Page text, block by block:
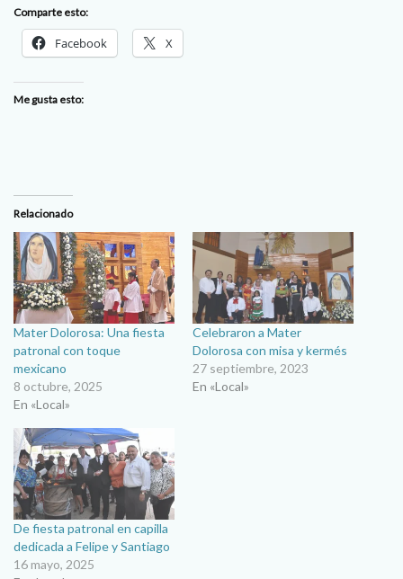
Comparte esto:
Facebook X
Me gusta esto:
Relacionado
Mater Dolorosa: Una fiesta
patronal con toque
mexicano
8 octubre, 2025
En «Local»
Celebraron a Mater
Dolorosa con misa y kermés
27 septiembre, 2023
En «Local»
De fiesta patronal en capilla
dedicada a Felipe y Santiago
16 mayo, 2025